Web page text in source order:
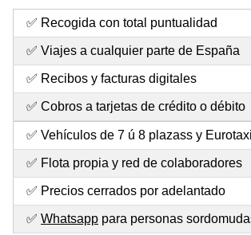
✅ Recogida con total puntualidad
✅ Viajes a cualquier parte de España
✅ Recibos y facturas digitales
✅ Cobros a tarjetas de crédito o débito
✅ Vehículos de 7 ú 8 plazass y
✅ Flota propia y red de colaboradores
✅ Precios cerrados por adelantado
✅ Whatsapp para personas